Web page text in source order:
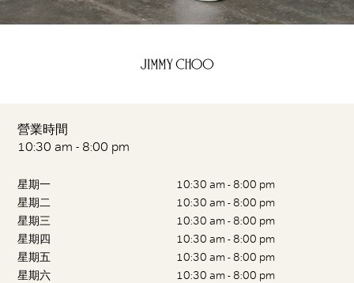
營業時間
10:30 am - 8:00 pm
星期一
10:30 am - 8:00 pm
星期二
10:30 am - 8:00 pm
星期三
10:30 am - 8:00 pm
星期四
10:30 am - 8:00 pm
星期五
10:30 am - 8:00 pm
星期六
10:30 am - 8:00 pm